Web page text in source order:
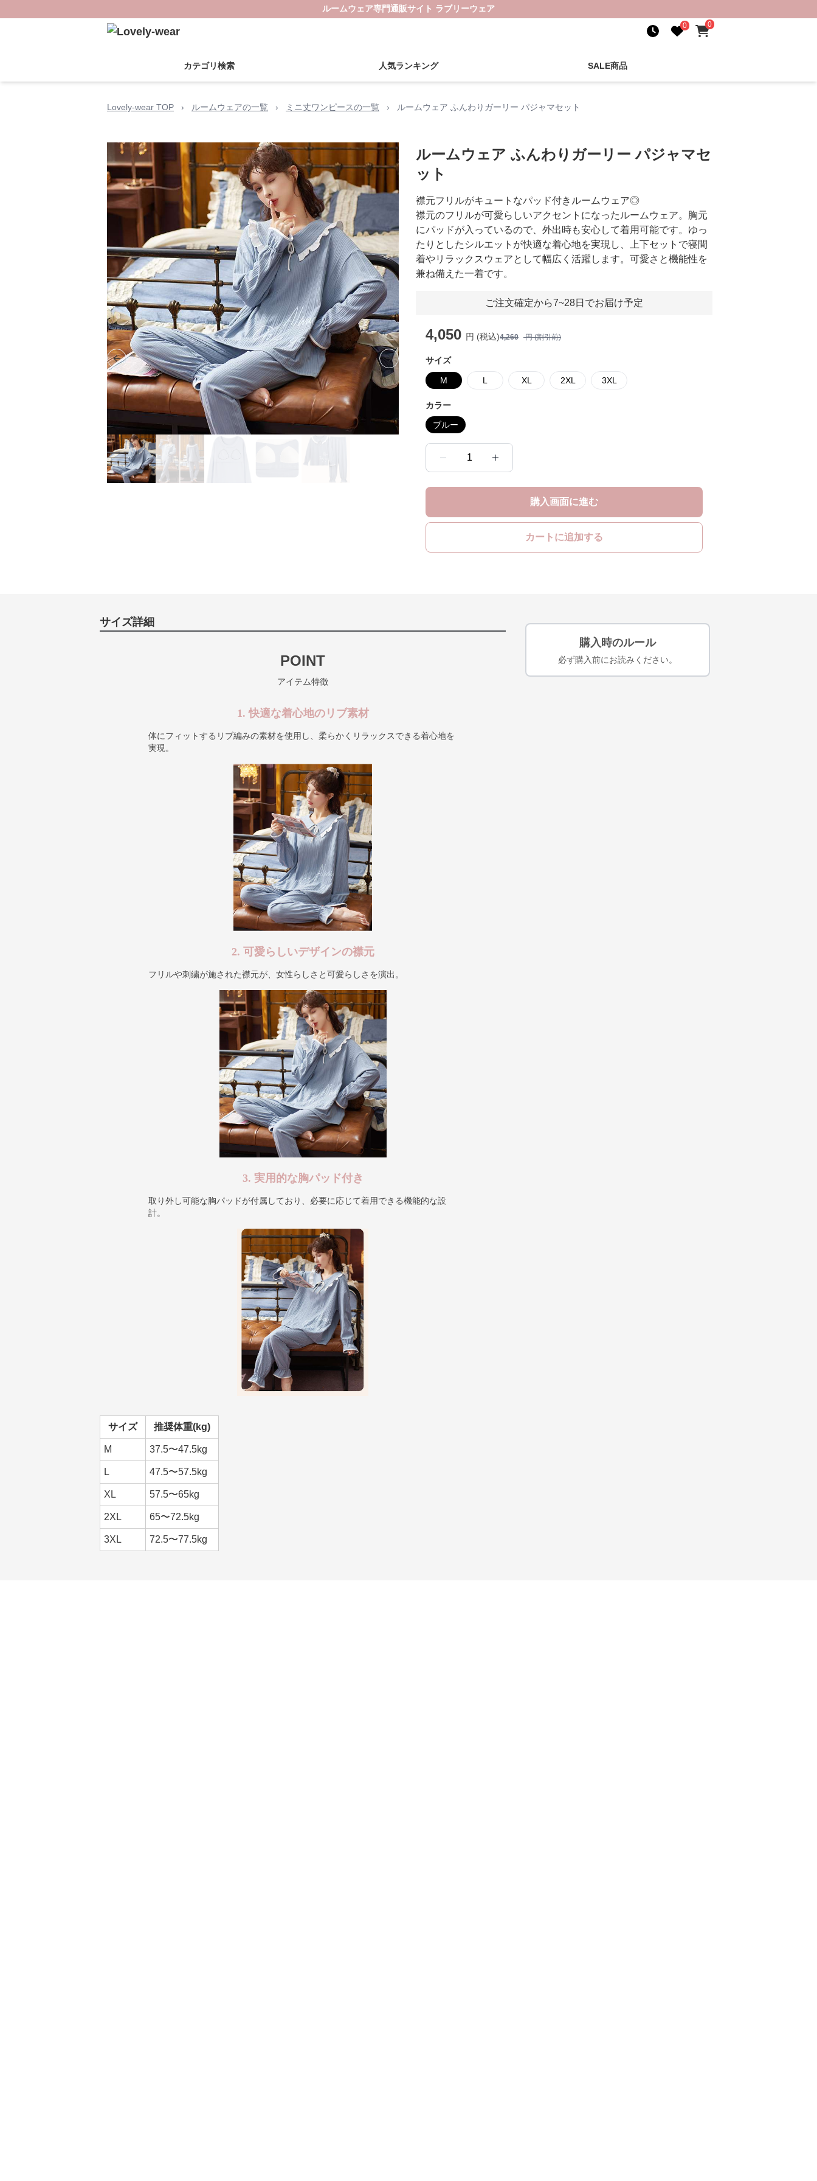
ルームウェア専門通販サイト ラブリーウェア
0 0
カテゴリ検索 人気ランキング SALE商品
Lovely-wear TOP › ルームウェアの一覧 › ミニ丈ワンピースの一覧 › ルームウェア ふんわりガーリー パジャマセット
Previous slide Next slide
ルームウェア ふんわりガーリー パジャマセ
ット
襟元フリルがキュートなパッド付きルームウェア◎
襟元のフリルが可愛らしいアクセントになったルームウェア。胸元
にパッドが入っているので、外出時も安心して着用可能です。ゆっ
たりとしたシルエットが快適な着心地を実現し、上下セットで寝間
着やリラックスウェアとして幅広く活躍します。可愛さと機能性を
兼ね備えた一着です。
ご注文確定から7~28日でお届け予定
4,050 円 (税込)4,260 円 (割引前)
サイズ
M L XL 2XL 3XL
カラー
ブルー
1
購入画面に進む
カートに追加する
サイズ詳細
POINT
アイテム特徴
1. 快適な着心地のリブ素材
体にフィットするリブ編みの素材を使用し、柔らかくリラックスできる着心地を
実現。
2. 可愛らしいデザインの襟元
フリルや刺繍が施された襟元が、女性らしさと可愛らしさを演出。
3. 実用的な胸パッド付き
取り外し可能な胸パッドが付属しており、必要に応じて着用できる機能的な設
計。
サイズ 推奨体重(kg)
M 37.5〜47.5kg
L 47.5〜57.5kg
XL 57.5〜65kg
2XL 65〜72.5kg
3XL 72.5〜77.5kg
購入時のルール
必ず購入前にお読みください。